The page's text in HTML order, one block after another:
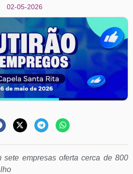
02-05-2026
sete empresas oferta cerca de 800